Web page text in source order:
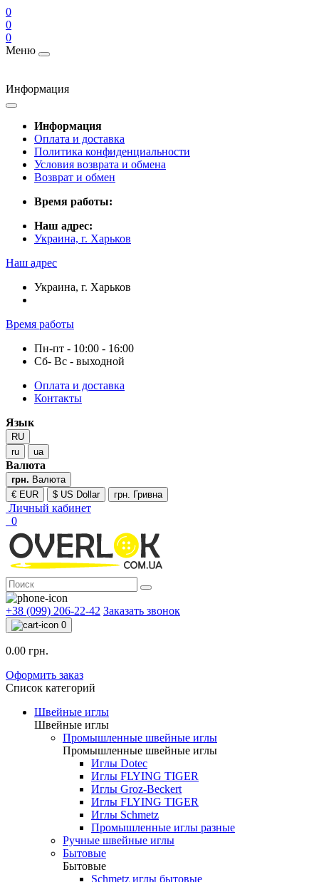
0
0
0
Меню
Информация
Информация
Оплата и доставка
Политика конфиденциальности
Условия возврата и обмена
Возврат и обмен
Время работы:
Наш адрес:
Украина, г. Харьков
Наш адрес
Украина, г. Харьков
Время работы
Пн-пт - 10:00 - 16:00
Сб- Вс - выходной
Оплата и доставка
Контакты
Язык
RU
ru
ua
Валюта
грн. Валюта
€ EUR
$ US Dollar грн. Гривна
Личный кабинет
0
+38 (099) 206-22-42 Заказать звонок
0
0.00 грн.
Оформить заказ
Список категорий
Швейные иглы
Швейные иглы
Промышленные швейные иглы
Промышленные швейные иглы
Иглы Dotec
Иглы FLYING TIGER
Иглы Groz-Beckert
Иглы FLYING TIGER
Иглы Schmetz
Промышленные иглы разные
Ручные швейные иглы
Бытовые
Бытовые
Schmetz иглы бытовые